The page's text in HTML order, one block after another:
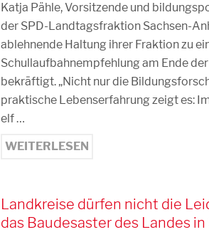
Katja Pähle, Vorsitzende und
der SPD-Landtagsfraktion Sachsen-
ablehnende Haltung ihrer Fraktion zu
Schullaufbahnempfehlung am Ende
bekräftigt. „Nicht nur die
praktische Lebenserfahrung zeigt es:
elf …
WEITERLESEN
Landkreise dürfen nicht die
das Baudesaster des Landes